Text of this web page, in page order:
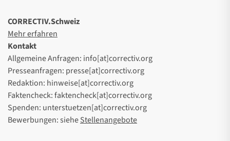
CORRECTIV.Schweiz
Mehr erfahren
Kontakt
Allgemeine Anfragen: info[at]correctiv.org
Presseanfragen: presse[at]correctiv.org
Redaktion: hinweise[at]correctiv.org
Faktencheck: faktencheck[at]correctiv.org
Spenden: unterstuetzen[at]correctiv.org
Bewerbungen: sieheStellenangebote